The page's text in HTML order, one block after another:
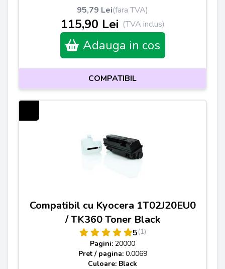
95,79 Lei(fara TVA)
115,90 Lei (TVA inclus)
Adauga in cos
COMPATIBIL
Compatibil cu Kyocera 1T02J20EU0
/ TK360 Toner Black
5(1)
Pagini: 20000
Pret / pagina: 0.0069
Culoare: Black